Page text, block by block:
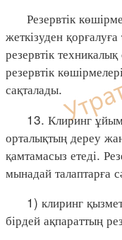
Резервтік
жеткізуден
резервтік
резервтік
сақталады.
13. Клиринг ұйымы
орталықтың дереу
қамтамасыз етеді.
мынадай талаптарға
1) клиринг
бірдей ақпараттың